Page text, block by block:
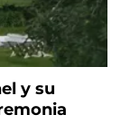
y su